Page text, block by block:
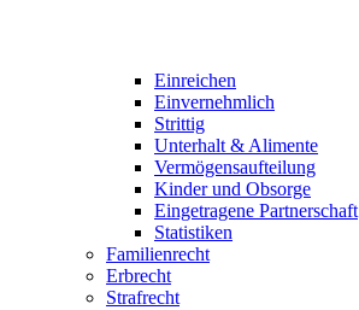
Einreichen
Einvernehmlich
Strittig
Unterhalt & Alimente
Vermögensaufteilung
Kinder und Obsorge
Eingetragene Partnerschaft
Statistiken
Familienrecht
Erbrecht
Strafrecht